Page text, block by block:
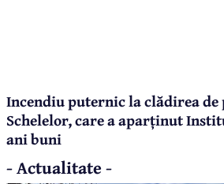
Incendiu puternic la clădirea de
Schelelor, care a aparținut
ani buni
- Actualitate -